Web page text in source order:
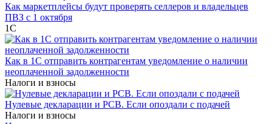
Как маркетплейсы будут проверять селлеров и владельцев
ПВЗ с 1 октября
1С
Как в 1С отправить контрагентам уведомление о наличии
неоплаченной задолженности
Налоги и взносы
Нулевые декларации и РСВ. Если опоздали с подачей
Налоги и взносы